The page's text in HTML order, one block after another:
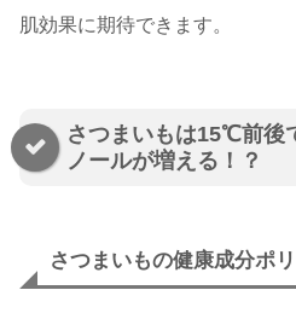
肌効果に期待できます。
さつまいもは15℃前後
ノールが増える！？
さつまいもの健康成分ポ